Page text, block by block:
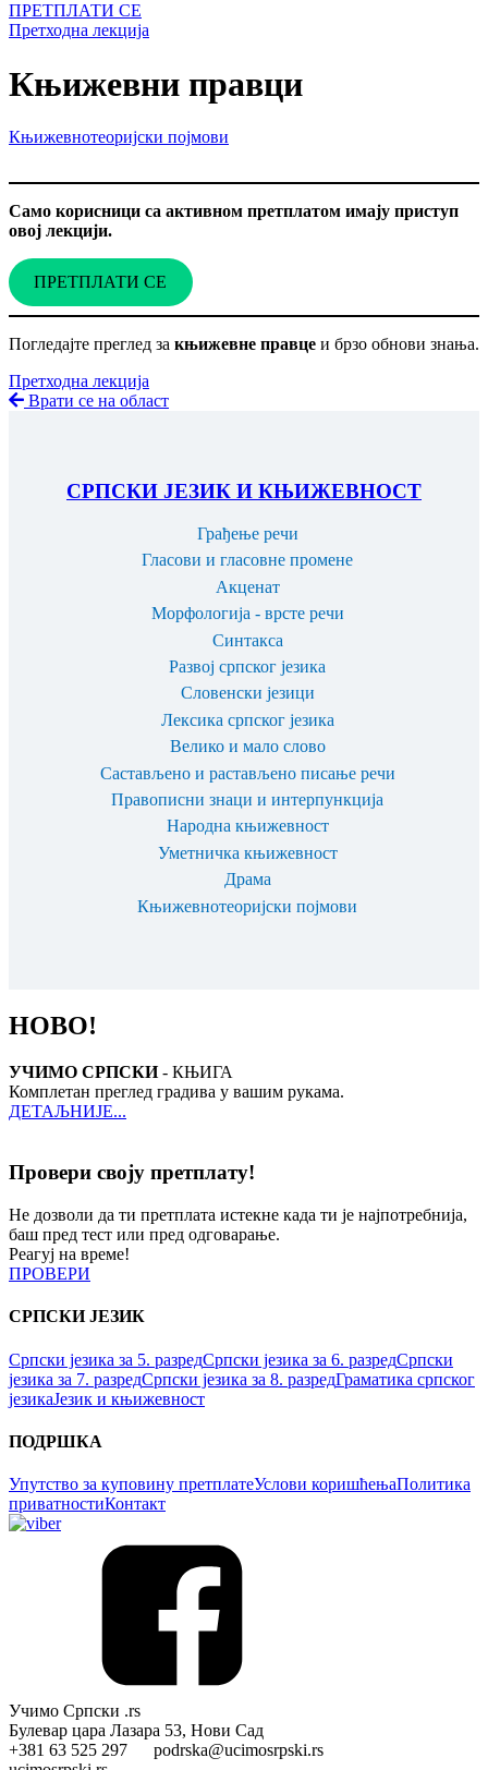
ПРЕТПЛАТИ СЕ
Претходна лекција
Књижевни правци
Књижевнотеоријски појмови
Само корисници са активном претплатом имају приступ
овој лекцији.
ПРЕТПЛАТИ СЕ
Погледајте преглед за књижевне правце и брзо обнови знања.
Претходна лекција
Врати се на област
СРПСКИ ЈЕЗИК И КЊИЖЕВНОСТ
Грађење речи
Гласови и гласовне промене
Акценат
Морфологија - врсте речи
Синтакса
Развој српског језика
Словенски језици
Лексика српског језика
Велико и мало слово
Састављено и растављено писање речи
Правописни знаци и интерпункција
Народна књижевност
Уметничка књижевност
Драма
Књижевнотеоријски појмови
НОВО!
УЧИМО СРПСКИ- КЊИГА
Комплетан преглед градива у вашим рукама.
ДЕТАЉНИЈЕ...
Провери своју претплату!
Не дозволи да ти претплата истекне када ти је најпотребнија,
баш пред тест или пред одговарање.
Реагуј на време!
ПРОВЕРИ
СРПСКИ ЈЕЗИК
Српски језика за 5. разредСрпски језика за 6. разредСрпски
језика за 7. разредСрпски језика за 8. разредГраматика српског
језикаЈезик и књижевност
ПОДРШКА
Упутство за куповину претплатеУслови коришћењаПолитика
приватностиКонтакт
Учимо Српски .rs
Булевар цара Лазара 53, Нови Сад
+381 63 525 297 podrska@ucimosrpski.rs